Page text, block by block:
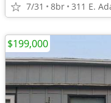
7/31 8br 311 E.
$199,000